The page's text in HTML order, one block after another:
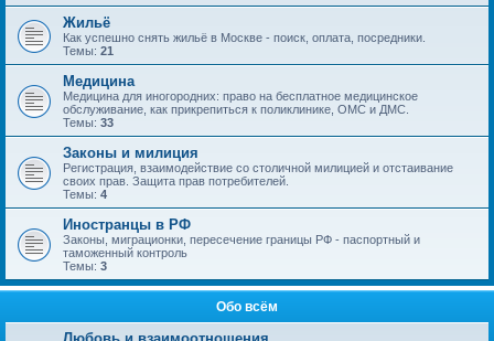
Жильё
Как успешно снять жильё в Москве - поиск, оплата, посредники.
Темы: 21
Медицина
Медицина для иногородних: право на бесплатное медицинское
обслуживание, как прикрепиться к поликлинике, ОМС и ДМС.
Темы: 33
Законы и милиция
Регистрация, взаимодействие со столичной милицией и отстаивание
своих прав. Защита прав потребителей.
Темы: 4
Иностранцы в РФ
Законы, миграционки, пересечение границы РФ - паспортный и
таможенный контроль
Темы: 3
Обо всём